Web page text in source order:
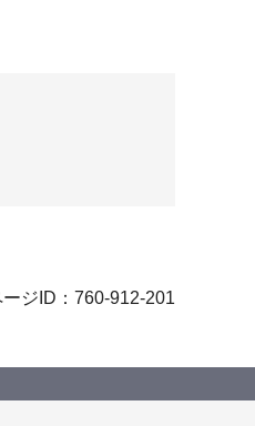
ージID：760-912-201